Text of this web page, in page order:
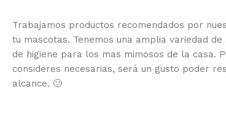
Trabajamos productos recomendados por
tu mascotas. Tenemos una amplia variedad
de higiene para los mas mimosos de la casa.
consideres necesarias, será un gusto poder
alcance. 🙂